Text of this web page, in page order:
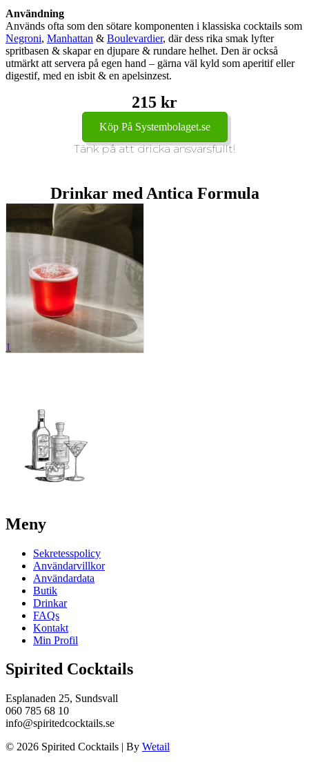
Användning
Används ofta som den sötare komponenten i klassiska cocktails som
Negroni, Manhattan & Boulevardier, där dess rika smak lyfter
spritbasen & skapar en djupare & rundare helhet. Den är också
utmärkt att servera på egen hand – gärna väl kyld som aperitif eller
digestif, med en isbit & en apelsinzest.
215 kr
Köp På Systembolaget.se
Tänk på att dricka ansvarsfullt!
Drinkar med Antica Formula
1
Meny
Sekretesspolicy
Användarvillkor
Användardata
Butik
Drinkar
FAQs
Kontakt
Min Profil
Spirited Cocktails
Esplanaden 25, Sundsvall
060 785 68 10
info@spiritedcocktails.se
© 2026 Spirited Cocktails | By Wetail